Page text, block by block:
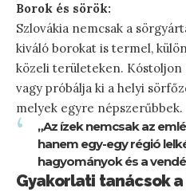
Borok és sörök:
Szlovákia nemcsak a
kiváló borokat is termel,
közeli területeken. Kóstoljon
vagy próbálja ki a helyi
melyek egyre népszerűbbek.
„Az ízek nemcsak az
hanem egy-egy régió
hagyományok és a
Gyakorlati tanácsok